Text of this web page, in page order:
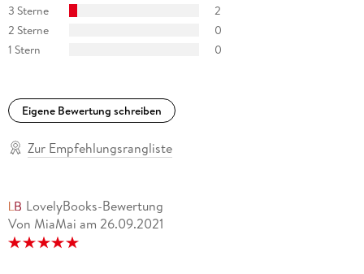
3 Sterne
2
2 Sterne
0
1 Stern
0
Eigene Bewertung schreiben
Zur Empfehlungsrangliste
LovelyBooks-Bewertung
Von MiaMai am 26.09.2021